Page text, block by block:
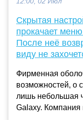
Скрытая
прокачает
После неё
виду не
Фирменная
возможностей, о
лишь небольшая
Galaxy. Компания